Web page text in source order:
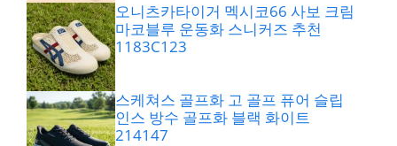
오니츠카타이거 멕시코66 사보 크림
마코블루 운동화 스니커즈 추천
1183C123
스케쳐스 골프화 고 골프 퓨어 슬립
인스 방수 골프화 블랙 화이트
214147